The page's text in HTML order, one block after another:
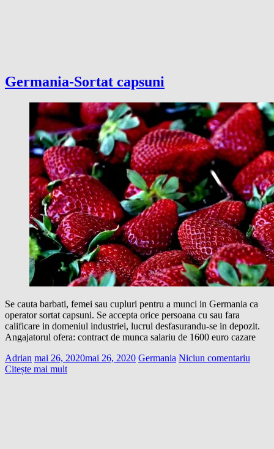
Germania-Sortat capsuni
Se cauta barbati, femei sau cupluri pentru a munci in Germania ca
operator sortat capsuni. Se accepta orice persoana cu sau fara
calificare in domeniul industriei, lucrul desfasurandu-se in depozit.
Angajatorul ofera: contract de munca salariu de 1600 euro cazare
Adrian mai 26, 2020mai 26, 2020 Germania Niciun comentariu
Citește mai mult